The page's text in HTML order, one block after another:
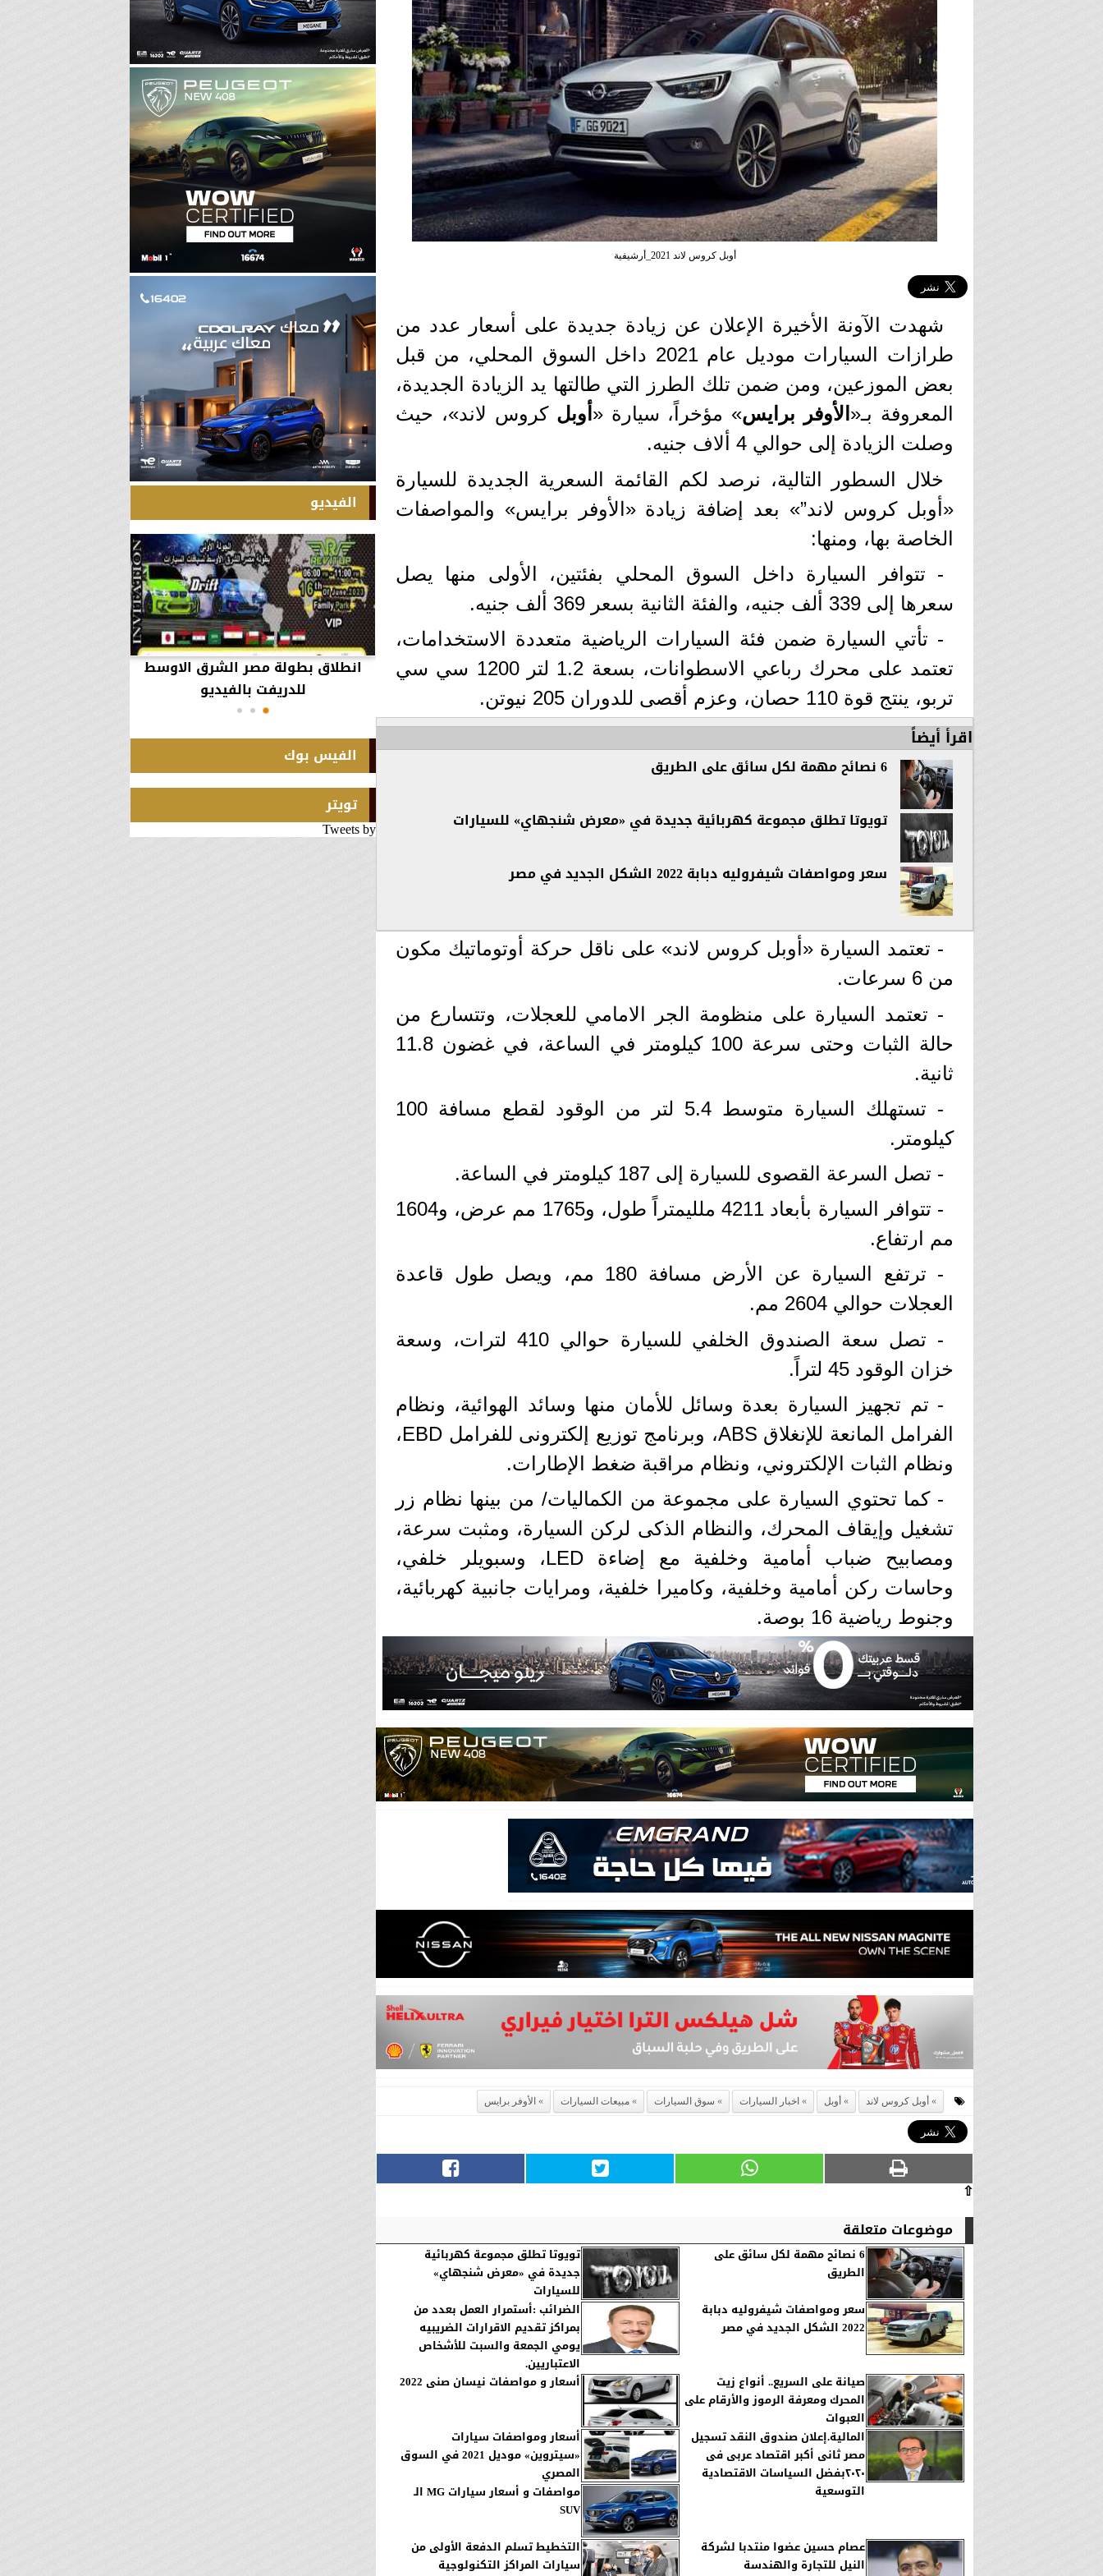
أوبل كروس لاند 2021_أرشيفية
شهدت الآونة الأخيرة الإعلان عن زيادة جديدة على أسعار عدد من
طرازات السيارات موديل عام 2021 داخل السوق المحلي، من قبل
بعض الموزعين، ومن ضمن تلك الطرز التي طالتها يد الزيادة الجديدة،
المعروفة بـ« الأوفر برايس» مؤخراً، سيارة « أوبل كروس لاند»، حيث
وصلت الزيادة إلى حوالي 4 ألاف جنيه.
خلال السطور التالية، نرصد لكم القائمة السعرية الجديدة للسيارة
«أوبل كروس لاند”» بعد إضافة زيادة «الأوفر برايس» والمواصفات
الخاصة بها، ومنها:
- تتوافر السيارة داخل السوق المحلي بفئتين، الأولى منها يصل
سعرها إلى 339 ألف جنيه، والفئة الثانية بسعر 369 ألف جنيه.
- تأتي السيارة ضمن فئة السيارات الرياضية متعددة الاستخدامات،
تعتمد على محرك رباعي الاسطوانات، بسعة 1.2 لتر 1200 سي سي
تربو، ينتج قوة 110 حصان، وعزم أقصى للدوران 205 نيوتن.
اقرأ أيضاً
6 نصائح مهمة لكل سائق على الطريق
تويوتا تطلق مجموعة كهربائية جديدة في «معرض شنجهاي» للسيارات
سعر ومواصفات شيفروليه دبابة 2022 الشكل الجديد في مصر
- تعتمد السيارة «أوبل كروس لاند» على ناقل حركة أوتوماتيك مكون
من 6 سرعات.
- تعتمد السيارة على منظومة الجر الامامي للعجلات، وتتسارع من
حالة الثبات وحتى سرعة 100 كيلومتر في الساعة، في غضون 11.8
ثانية.
- تستهلك السيارة متوسط 5.4 لتر من الوقود لقطع مسافة 100
كيلومتر.
- تصل السرعة القصوى للسيارة إلى 187 كيلومتر في الساعة.
- تتوافر السيارة بأبعاد 4211 ملليمتراً طول، و1765 مم عرض، و1604
مم ارتفاع.
- ترتفع السيارة عن الأرض مسافة 180 مم، ويصل طول قاعدة
العجلات حوالي 2604 مم.
- تصل سعة الصندوق الخلفي للسيارة حوالي 410 لترات، وسعة
خزان الوقود 45 لتراً.
- تم تجهيز السيارة بعدة وسائل للأمان منها وسائد الهوائية، ونظام
الفرامل المانعة للإنغلاق ABS، وبرنامج توزيع إلكترونى للفرامل EBD،
ونظام الثبات الإلكتروني، ونظام مراقبة ضغط الإطارات.
- كما تحتوي السيارة على مجموعة من الكماليات/ من بينها نظام زر
تشغيل وإيقاف المحرك، والنظام الذكى لركن السيارة، ومثبت سرعة،
ومصابيح ضباب أمامية وخلفية مع إضاءة LED، وسبويلر خلفي،
وحاسات ركن أمامية وخلفية، وكاميرا خلفية، ومرايات جانبية كهربائية،
وجنوط رياضية 16 بوصة.
أوبل كروس لاند أوبل اخبار السيارات سوق السيارات مبيعات السيارات الأوفر برايس
⇧
موضوعات متعلقة
6 نصائح مهمة لكل سائق على
الطريق
تويوتا تطلق مجموعة كهربائية
جديدة في «معرض شنجهاي»
للسيارات
سعر ومواصفات شيفروليه دبابة
2022 الشكل الجديد في مصر
الضرائب :أستمرار العمل بعدد من
بمراكز تقديم الاقرارات الضريبيه
يومي الجمعة والسبت للأشخاص
الاعتباريين.
صيانة على السريع.. أنواع زيت
المحرك ومعرفة الرموز والأرقام على
العبوات
أسعار و مواصفات نيسان صنى 2022
المالية.إعلان صندوق النقد تسجيل
مصر ثانى أكبر اقتصاد عربى فى
٢٠٢٠بفضل السياسات الاقتصادية
التوسعية
أسعار ومواصفات سيارات
«سيتروين» موديل 2021 في السوق
المصري
مواصفات و أسعار سيارات MG الـ
SUV
عصام حسين عضوا منتدبا لشركة
النيل للتجارة والهندسة
التخطيط تسلم الدفعة الأولى من
سيارات المراكز التكنولوجية
الفيديو
في واقعة غريبة، تعطلت سيارة ملك
السويد بعد تحركها لثوانٍ معدودة.
انطلاق بطولة مصر الشرق الاوسط
للدريفت بالفيديو
الفيس بوك
تويتر
Tweets by